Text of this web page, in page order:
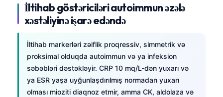
İltihab göstəriciləri autoimmun əzələ
xəstəliyinə işarə edəndə
İltihab markerləri zəiflik proqressiv, simmetrik və
proksimal olduqda autoimmun və ya infeksion
səbəbləri dəstəkləyir. CRP 10 mq/L-dən yuxarı və
ya ESR yaşa uyğunlaşdırılmış normadan yuxarı
olması mioziti diaqnoz etmir, amma CK, aldolaza və
עִבְרִית
Italiano
Español
Português
Ελληνικά
Türkçe